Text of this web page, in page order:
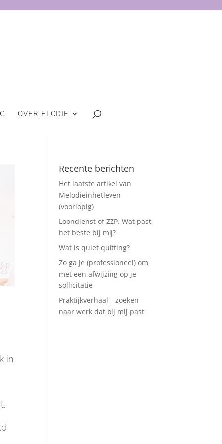
OVER ELODIE
in
Recente berichten
Het laatste artikel van
Melodieinhetleven
(voorlopig)
Loondienst of ZZP. Wat past
het beste bij mij?
Wat is quiet quitting?
Zo ga je (professioneel) om
met een afwijzing op je
sollicitatie
Praktijkverhaal – zoeken
naar werk dat bij mij past